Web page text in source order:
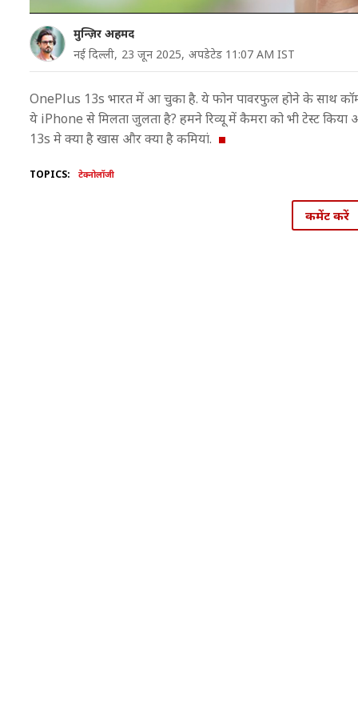
मुन्ज़िर अहमद
नई दिल्ली, 23 जून 2025, अपडेटेड 11:07 AM IST
OnePlus 13s भारत में आ चुका है. ये फोन पावरफुल होने के साथ
ये iPhone से मिलता जुलता है? हमने रिव्यू में कैमरा को भी टेस्ट
13s मे क्या है खास और क्या है कमियां.
TOPICS: टेक्नोलॉजी
कमेंट करें